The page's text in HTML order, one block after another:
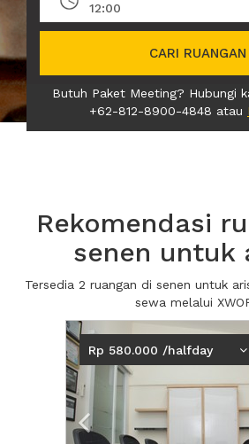
12:00
CARI RUANGAN
Butuh Paket Meeting? Hubungi
+62-812-8900-4848 atau
Rekomendasi
senen untuk
Tersedia 2 ruangan di senen untuk
sewa melalui
Previous
Rp 580.000 /halfday